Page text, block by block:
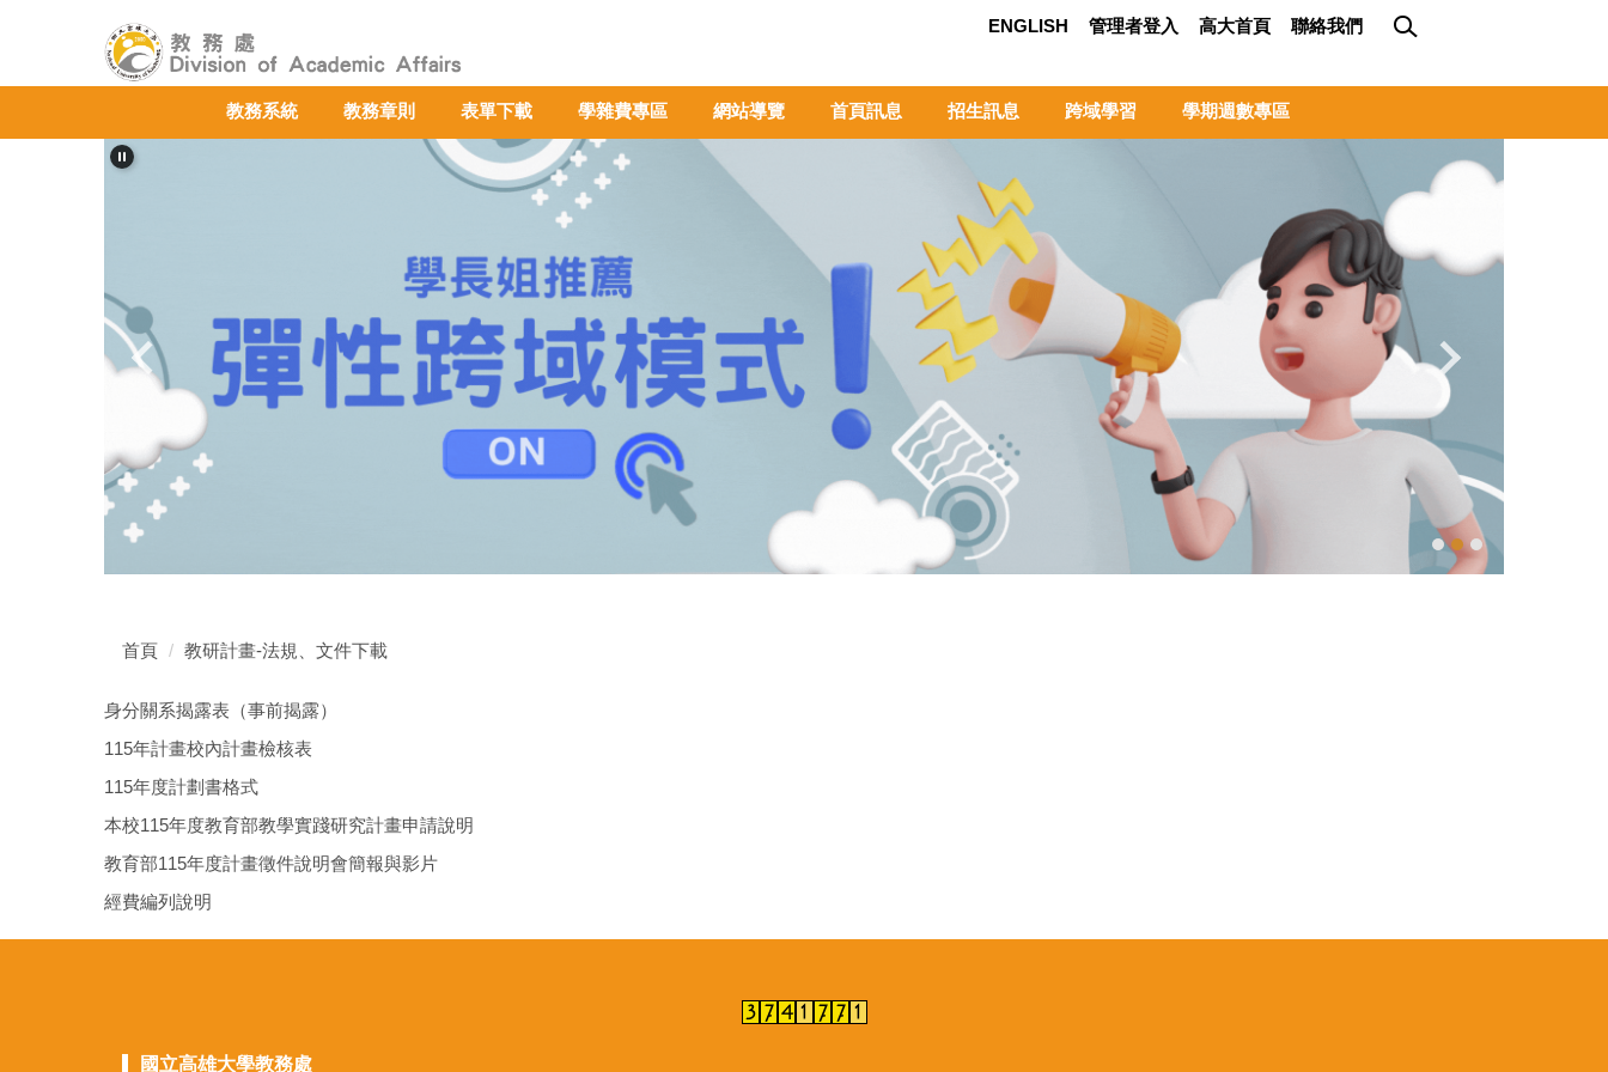
ENGLISH 管理者登入 高大首頁 聯絡我們
教務系統 教務章則 表單下載 學雜費專區 網站導覽 首頁訊息 招生訊息 跨域學習 學期週數專區
首頁 教研計畫-法規、文件下載
身分關系揭露表（事前揭露）
115年計畫校內計畫檢核表
115年度計劃書格式
本校115年度教育部教學實踐研究計畫申請說明
教育部115年度計畫徵件說明會簡報與影片
經費編列說明
國立高雄大學教務處